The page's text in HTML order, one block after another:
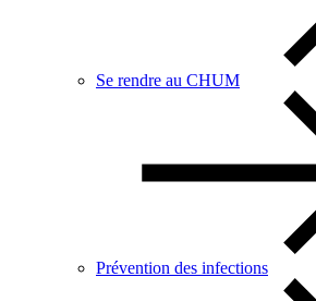
Se rendre au CHUM
Prévention des infections